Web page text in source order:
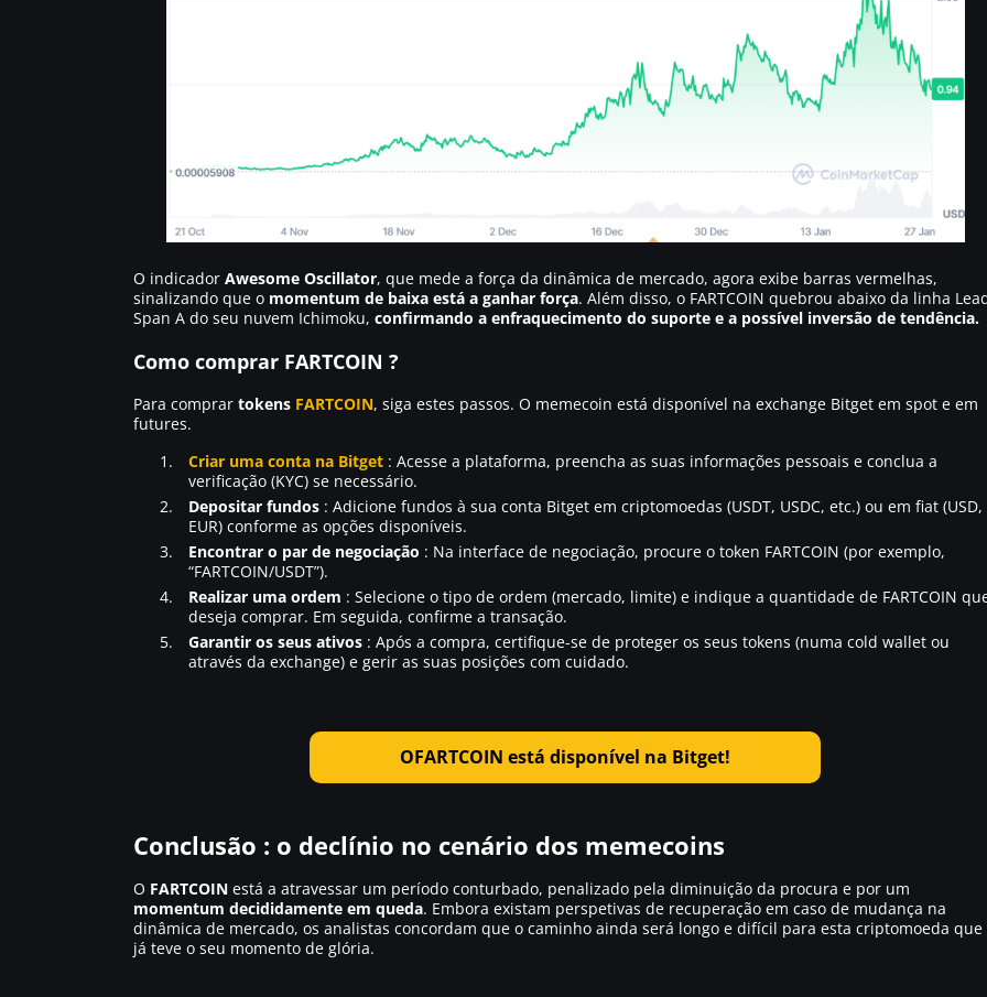
O indicador Awesome Oscillator, que mede a força da dinâmica de mercado, agora exibe barras vermelhas,
sinalizando que o momentum de baixa está a ganhar força. Além disso, o FARTCOIN quebrou abaixo da linha
Span A do seu nuvem Ichimoku, confirmando a enfraquecimento do suporte e a possível inversão de tendência.
Como comprar FARTCOIN ?
Para comprar tokens FARTCOIN, siga estes passos. O memecoin está disponível na exchange Bitget em spot e em
futures.
Criar uma conta na Bitget : Acesse a plataforma, preencha as suas informações pessoais e conclua a
verificação (KYC) se necessário.
Depositar fundos : Adicione fundos à sua conta Bitget em criptomoedas (USDT, USDC, etc.) ou em fiat (USD,
EUR) conforme as opções disponíveis.
Encontrar o par de negociação : Na interface de negociação, procure o token FARTCOIN (por exemplo,
“FARTCOIN/USDT”).
Realizar uma ordem : Selecione o tipo de ordem (mercado, limite) e indique a quantidade de FARTCOIN
deseja comprar. Em seguida, confirme a transação.
Garantir os seus ativos : Após a compra, certifique-se de proteger os seus tokens (numa cold wallet ou
através da exchange) e gerir as suas posições com cuidado.
OFARTCOIN está disponível na Bitget!
Conclusão : o declínio no cenário dos memecoins
O FARTCOIN está a atravessar um período conturbado, penalizado pela diminuição da procura e por um
momentum decididamente em queda. Embora existam perspetivas de recuperação em caso de mudança na
dinâmica de mercado, os analistas concordam que o caminho ainda será longo e difícil para esta criptomoeda que
já teve o seu momento de glória.